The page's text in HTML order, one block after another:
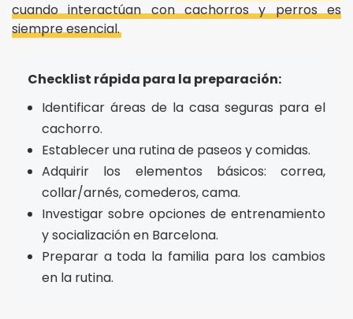
cuando interactúan con cachorros y perros es
siempre esencial.
Checklist rápida para la preparación:
Identificar áreas de la casa seguras para el
cachorro.
Establecer una rutina de paseos y comidas.
Adquirir los elementos básicos: correa,
collar/arnés, comederos, cama.
Investigar sobre opciones de entrenamiento
y socialización en Barcelona.
Preparar a toda la familia para los cambios
en la rutina.